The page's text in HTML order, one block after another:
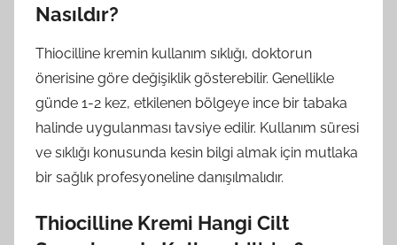
Nasıldır?
Thiocilline kremin kullanım sıklığı, doktorun
önerisine göre değişiklik gösterebilir. Genellikle
günde 1-2 kez, etkilenen bölgeye ince bir tabaka
halinde uygulanması tavsiye edilir. Kullanım süresi
ve sıklığı konusunda kesin bilgi almak için mutlaka
bir sağlık profesyoneline danışılmalıdır.
Thiocilline Kremi Hangi Cilt